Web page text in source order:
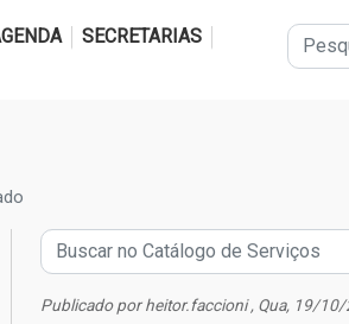
SECRETARIAS
Publicado porheitor.faccioni, Qua, 19/10/